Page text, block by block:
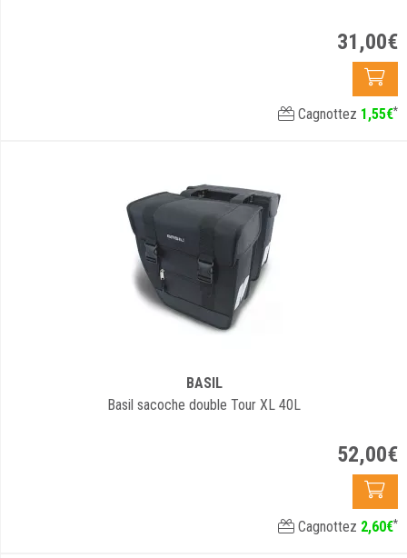
31,00€
Cagnottez 1,55€*
BASIL
Basil sacoche double Tour XL 40L
52,00€
Cagnottez 2,60€*